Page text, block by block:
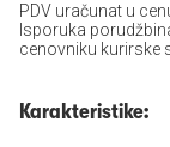
PDV uračunat u
Isporuka
cenovniku kurirske
Karakteristike: